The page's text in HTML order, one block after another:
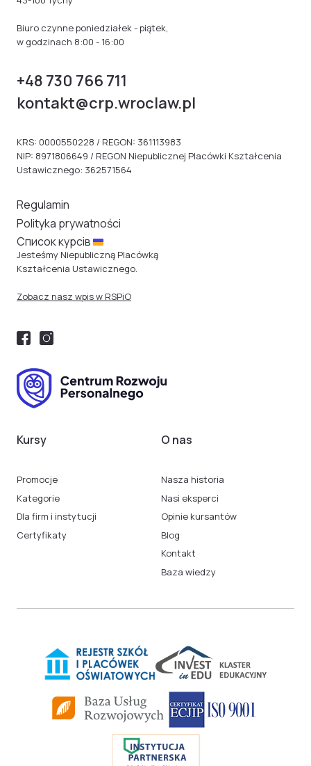
Regulamin
Polityka prywatności
Cписок курсів
Jesteśmy Niepubliczną Placówką
Kształcenia Ustawicznego.
Zobacz nasz wpis w RSPiO
Kursy
Promocje
Kategorie
Dla firm i instytucji
Certyfikaty
O nas
Nasza historia
Nasi eksperci
Opinie kursantów
Blog
Kontakt
Baza wiedzy
Biuro czynne poniedziałek - piątek,
w godzinach 8:00 - 16:00
+48 730 766 711
kontakt@crp.wroclaw.pl
KRS: 0000550228 / REGON: 361113983
NIP: 8971806649 / REGON Niepublicznej Placówki Kształcenia
Ustawicznego: 362571564